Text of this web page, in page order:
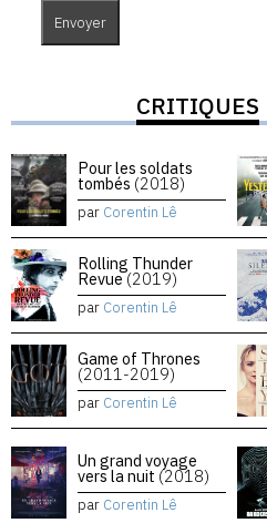
CRITIQUES
Pour les soldats
tombés (2018)
par Corentin Lê
Rolling Thunder
Revue(2019)
par Corentin Lê
Game of Thrones
(2011-2019)
par Corentin Lê
Un grand voyage
vers la nuit (2018)
par Corentin Lê